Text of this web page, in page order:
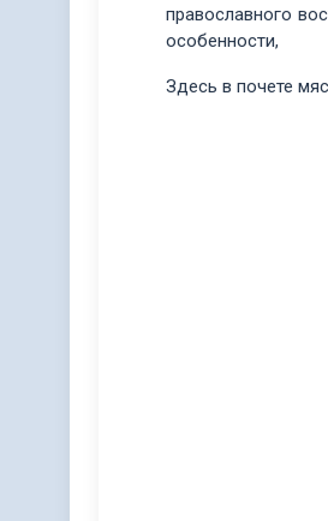
православного
особенности,
Здесь в почете